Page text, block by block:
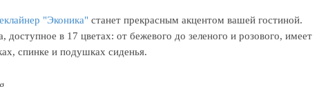
"Эконика" станет прекрасным акцентом вашей гостиной.
доступное в 17 цветах: от бежевого до зеленого и розового, имеет
спинке и подушках сиденья.